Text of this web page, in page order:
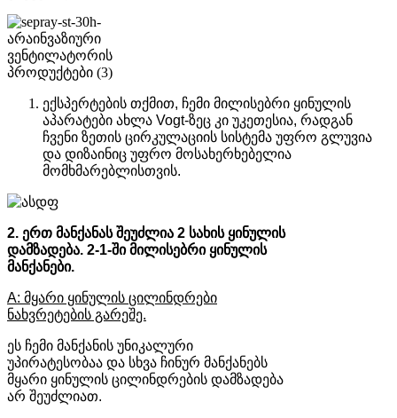
ექსპერტების თქმით, ჩემი მილისებრი ყინულის
აპარატები ახლა Vogt-ზეც კი უკეთესია, რადგან
ჩვენი ზეთის ცირკულაციის სისტემა უფრო გლუვია
და დიზაინიც უფრო მოსახერხებელია
მომხმარებლისთვის.
2. ერთ მანქანას შეუძლია 2 სახის ყინულის
დამზადება. 2-1-ში მილისებრი ყინულის
მანქანები.
A: მყარი ყინულის ცილინდრები
ნახვრეტების გარეშე.
ეს ჩემი მანქანის უნიკალური
უპირატესობაა და სხვა ჩინურ მანქანებს
მყარი ყინულის ცილინდრების დამზადება
არ შეუძლიათ.